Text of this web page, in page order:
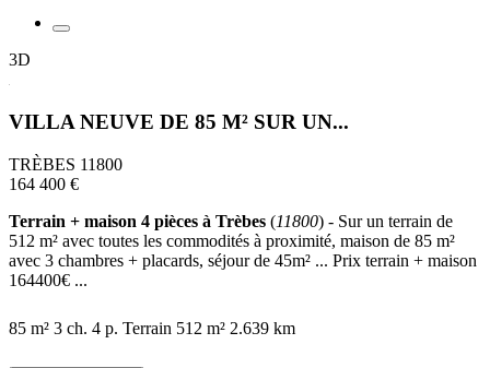
3D
VILLA NEUVE DE 85 M² SUR UN...
TRÈBES 11800
164 400 €
Terrain + maison 4 pièces à Trèbes (11800) - Sur un terrain de
512 m² avec toutes les commodités à proximité, maison de 85 m²
avec 3 chambres + placards, séjour de 45m² ... Prix terrain + maison
164400€ ...
85 m² 3 ch. 4 p. Terrain 512 m² 2.639 km